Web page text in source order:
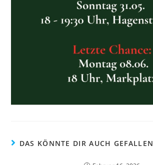
DAS KÖNNTE DIR AUCH GEFALLEN